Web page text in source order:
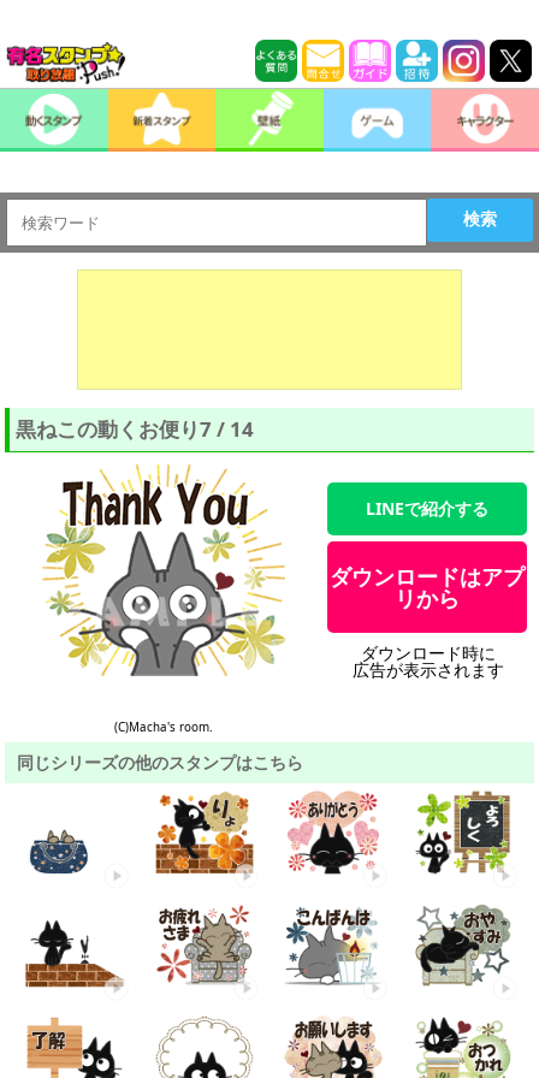
検索
黒ねこの動くお便り7 / 14
(C)Macha's room.
LINEで紹介する
ダウンロードはアプ
リから
ダウンロード時に
広告が表示されます
同じシリーズの他のスタンプはこちら